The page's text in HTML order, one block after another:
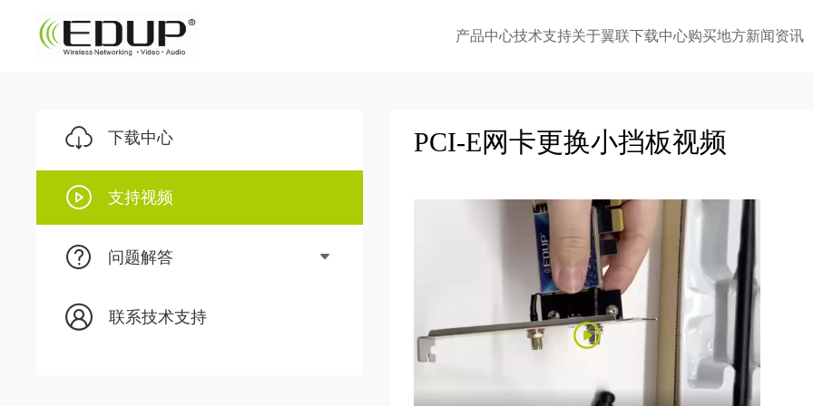
产品中心技术支持关于翼联下载中心购买地方新闻资讯
下载中心
支持视频
问题解答
联系技术支持
PCI-E网卡更换小挡板视频